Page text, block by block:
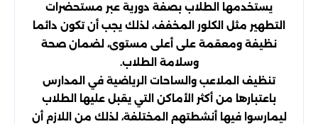
يستخدمها الطلاب بصفة دورية عبر مستحضرات
التطهير مثل الكلور المخفف، لذلك يجب أن تكون دائما
نظيفة ومعقمة على أعلى مستوى، لضمان صحة
وسلامة الطلاب.
تنظيف الملاعب والساحات الرياضية في المدارس
باعتبارها من أكثر الأماكن التي يقبل عليها الطلاب
ليمارسوا فيها أنشطتهم المختلفة، لذلك من اللازم أن